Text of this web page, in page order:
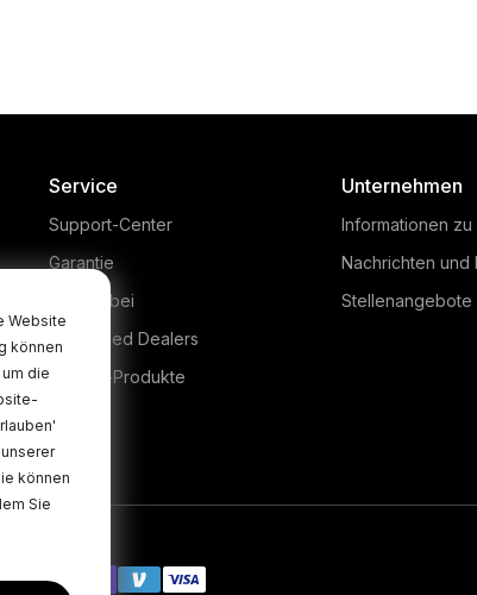
Website
können
die
können
Sie
Service
Support-Center
Garantie
Kaufen bei
Authorised Dealers
Legacy-Produkte
Unternehmen
Informationen zu
Nachrichten und
Stellenangebote